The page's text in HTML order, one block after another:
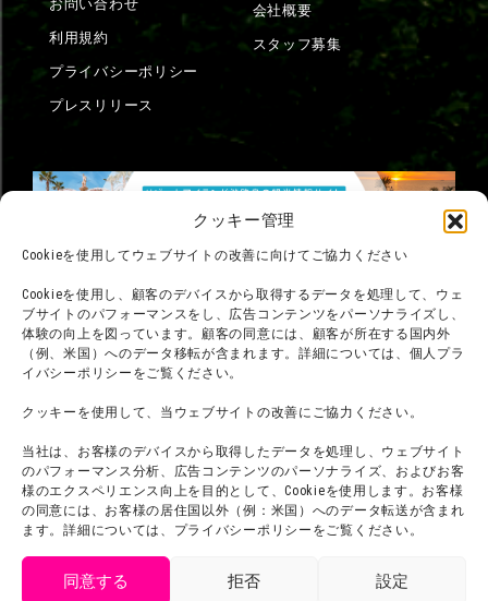
クッキー管理
Cookieを使用してウェブサイトの改善に向けてご協力ください
Cookieを使用し、顧客のデバイスから取得するデータを処理して、ウェ
ブサイトのパフォーマンスをし、広告コンテンツをパーソナライズし、
体験の向上を図っています。顧客の同意には、顧客が所在する国内外
（例、米国）へのデータ移転が含まれます。詳細については、個人プラ
イバシーポリシーをご覧ください。
クッキーを使用して、当ウェブサイトの改善にご協力ください。
当社は、お客様のデバイスから取得したデータを処理し、ウェブサイト
のパフォーマンス分析、広告コンテンツのパーソナライズ、およびお客
様のエクスペリエンス向上を目的として、Cookieを使用します。お客様
の同意には、お客様の居住国以外（例：米国）へのデータ転送が含まれ
ます。詳細については、プライバシーポリシーをご覧ください。
同意する 拒否 設定
お問い合わせ
利用規約
プライバシーポリシー
プレスリリース
会社概要
スタッフ募集
©臼井儀人／双葉社・シンエイ・テレビ朝日・ADK
©臼井儀人／双葉社・シンエイ・テレビ朝日・ADK 1993-2026
©岸本斉史 スコット／集英社・テレビ東京・ぴえろ
TM & © TOHO
©2026 Nijigennomori Inc. All Rights Reserved.